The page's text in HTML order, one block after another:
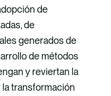
de
de
generados de
de métodos
y reviertan la
la transformación